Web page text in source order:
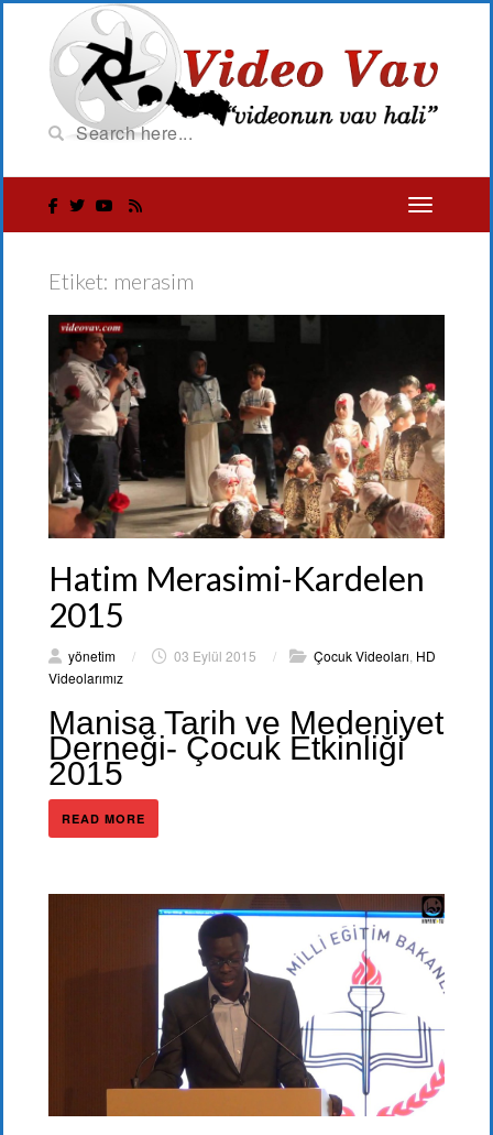
Etiket: merasim
Hatim Merasimi-Kardelen
2015
yönetim / 03 Eylül 2015 / Çocuk Videoları HD
Videolarımız
Manisa Tarih ve Medeniyet
Derneği- Çocuk Etkinliği
2015
READ MORE